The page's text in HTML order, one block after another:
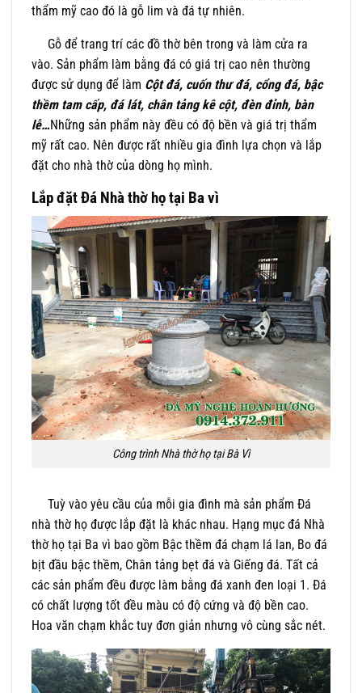
thẩm mỹ cao đó là gỗ lim và đá tự nhiên.
Gỗ để trang trí các đồ thờ bên trong và làm cửa ra
vào. Sản phẩm làm bằng đá có giá trị cao nên thường
được sử dụng để làm Cột đá, cuốn thư đá, cổng đá, bậc
thềm tam cấp, đá lát, chân tảng kê cột, đèn đỉnh, bàn
lễ…Những sản phẩm này đều có độ bền và giá trị thẩm
mỹ rất cao. Nên được rất nhiều gia đình lựa chọn và lắp
đặt cho nhà thờ của dòng họ mình.
Lắp đặt Đá Nhà thờ họ tại Ba vì
Công trình Nhà thờ họ tại Bà Vì
Tuỳ vào yêu cầu của mỗi gia đình mà sản phẩm Đá
nhà thờ họ được lắp đặt là khác nhau. Hạng mục đá Nhà
thờ họ tại Ba vì bao gồm Bậc thềm đá chạm lá lan, Bo đá
bịt đầu bậc thềm, Chân tảng bẹt đá và Giếng đá. Tất cả
các sản phẩm đều được làm bằng đá xanh đen loại 1. Đá
có chất lượng tốt đều màu có độ cứng và độ bền cao.
Hoa văn chạm khắc tuy đơn giản nhưng vô cùng sắc nét.